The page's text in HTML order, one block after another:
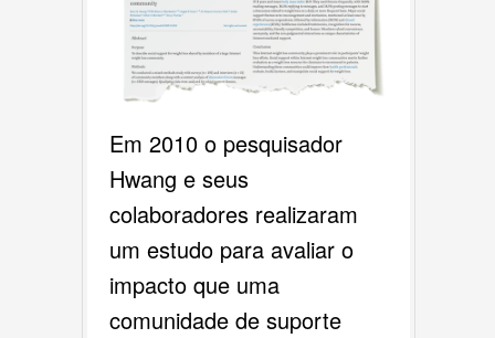
Em 2010 o pesquisador
Hwang e seus
colaboradores realizaram
um estudo para avaliar o
impacto que uma
comunidade de suporte